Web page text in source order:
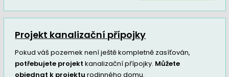
Projekt kanalizační přípojky
Pokud váš pozemek není ještě kompletně zasíťován,
potřebujete projekt kanalizační přípojky. Můžete
objednat k projekturodinného domu.